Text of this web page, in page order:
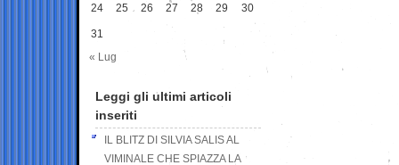
24 25 26 27 28 29 30
31
« Lug
Leggi gli ultimi articoli
inseriti
IL BLITZ DI SILVIA SALIS AL
VIMINALE CHE SPIAZZA LA